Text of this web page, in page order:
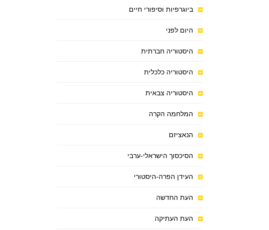
ביוגרפיות וסיפורי חיים
היום לפני
היסטוריה חברתית
היסטוריה כלכלית
היסטוריה צבאית
המלחמה הקרה
הנאציזם
הסיכסוך הישראלי-ערבי
העידן הפרה-היסטורי
העת החדשה
העת העתיקה